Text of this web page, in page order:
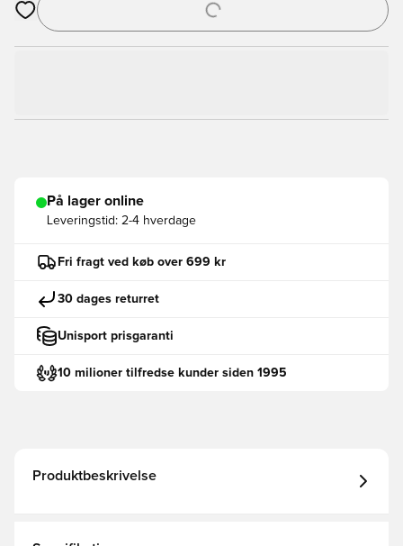
Åbner en Modal til at logge ind eller tilmelde dig som medlem
På lager online
Leveringstid: 2-4 hverdage
Fri fragt ved køb over 699 kr
30 dages returret
Unisport prisgaranti
10 milioner tilfredse kunder siden 1995
Produktbeskrivelse